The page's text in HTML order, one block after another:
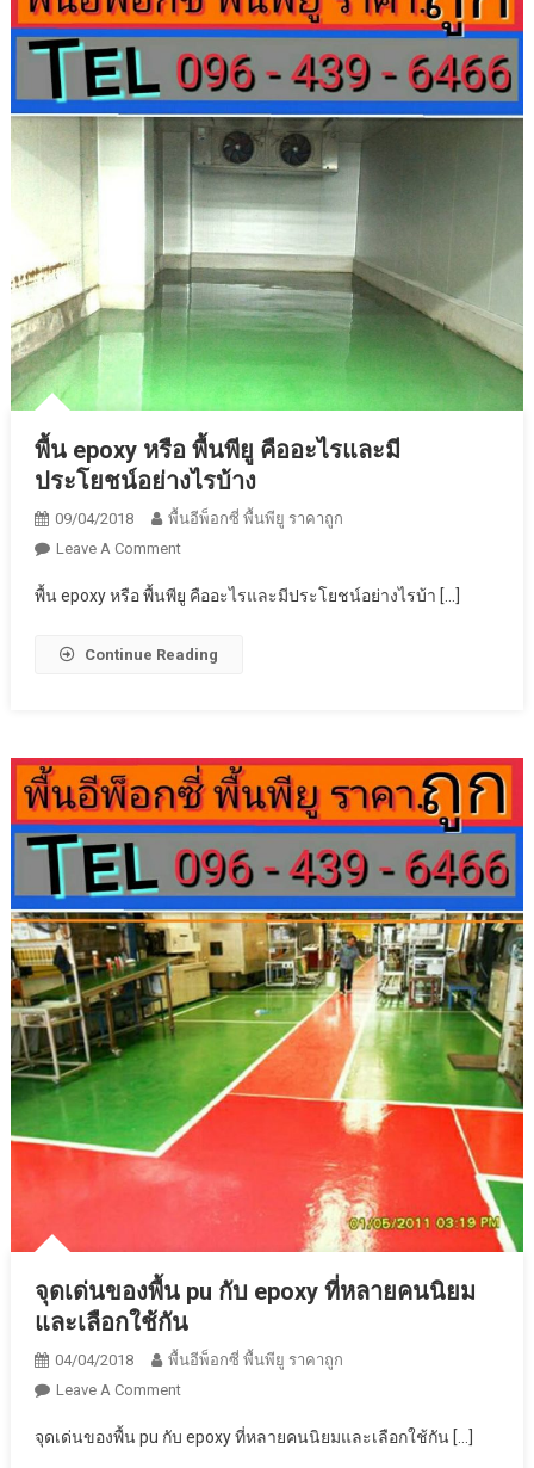
ทาสี
เอง
พื้น epoxy หรือ พื้นพียู คืออะไรและมี
ประโยชน์อย่างไรบ้าง
09/04/2018
พื้นอีพ็อกซี่ พื้นพียู ราคาถูก
Leave A CommentOn
Epoxy
พื้น
และ
มี
ประโยชน์
อย่างไร
บ้าง
พื้น epoxy หรือ พื้นพียู คืออะไรและมีประโยชน์อย่างไรบ้า […]
Continue Reading
จุดเด่นของพื้น pu กับ epoxy ที่หลายคนนิยม
และเลือกใช้กัน
04/04/2018
พื้นอีพ็อกซี่ พื้นพียู ราคาถูก
Leave A CommentOn
เด่น
จุดเด่นของพื้น pu กับ epoxy ที่หลายคนนิยมและเลือกใช้กัน […]